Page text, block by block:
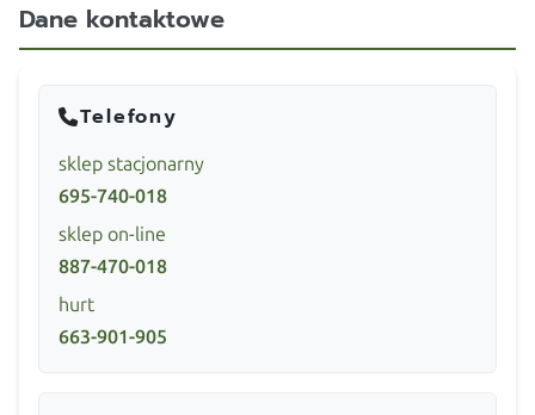
Dane kontaktowe
Telefony
sklep stacjonarny
695-740-018
sklep on-line
887-470-018
hurt
663-901-905